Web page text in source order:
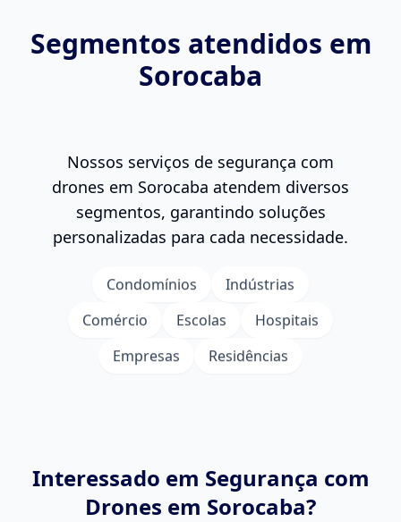
Segmentos atendidos em
Sorocaba
Nossos serviços de segurança com
drones em Sorocaba atendem diversos
segmentos, garantindo soluções
personalizadas para cada necessidade.
Condomínios
Indústrias
Comércio
Escolas
Hospitais
Empresas
Residências
Interessado em Segurança com
Drones em Sorocaba?